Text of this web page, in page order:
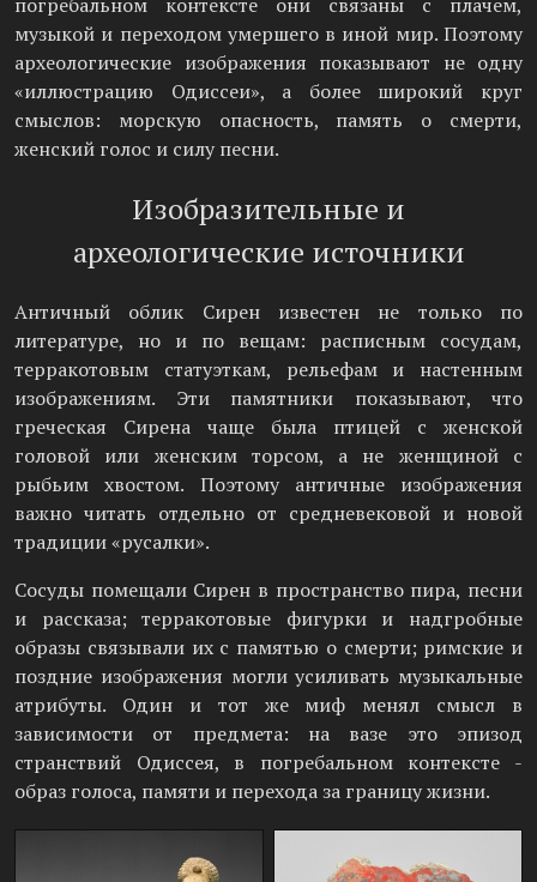
музыкой и переходом умершего в иной мир. Поэтому
археологические изображения показывают не одну
«иллюстрацию Одиссеи», а более широкий круг
смыслов: морскую опасность, память о смерти,
женский голос и силу песни.
Изобразительные и
археологические источники
Античный облик Сирен известен не только по
литературе, но и по вещам: расписным сосудам,
терракотовым статуэткам, рельефам и настенным
изображениям. Эти памятники показывают, что
греческая Сирена чаще была птицей с женской
головой или женским торсом, а не женщиной с
рыбьим хвостом. Поэтому античные изображения
важно читать отдельно от средневековой и новой
традиции «русалки».
Сосуды помещали Сирен в пространство пира, песни
и рассказа; терракотовые фигурки и надгробные
образы связывали их с памятью о смерти; римские и
поздние изображения могли усиливать музыкальные
атрибуты. Один и тот же миф менял смысл в
зависимости от предмета: на вазе это эпизод
странствий Одиссея, в погребальном контексте -
образ голоса, памяти и перехода за границу жизни.